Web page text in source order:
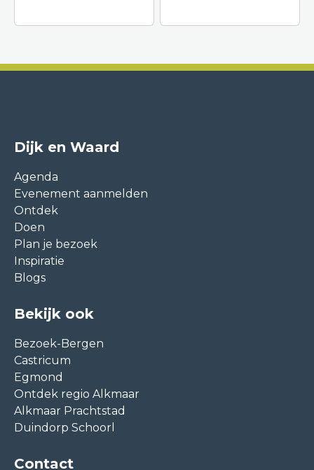
Dijk en Waard
Agenda
Evenement aanmelden
Ontdek
Doen
Plan je bezoek
Inspiratie
Blogs
Bekijk ook
Bezoek-Bergen
Castricum
Egmond
Ontdek regio Alkmaar
Alkmaar Prachtstad
Duindorp Schoorl
Contact